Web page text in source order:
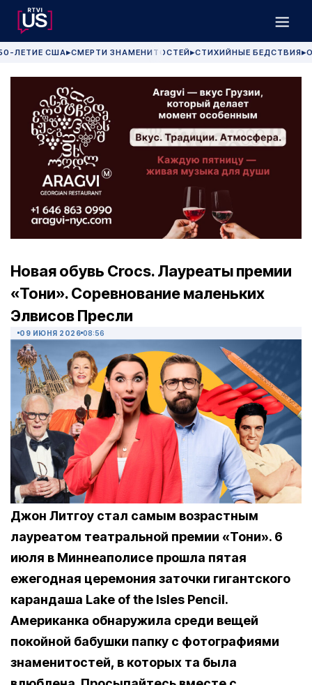
ЛЕТИЕ США▶СМЕРТИ ЗНАМЕНИТОСТЕЙ▶СТИХИЙНЫЕ БЕДСТВИЯ▶
Новая обувь Crocs. Лауреаты премии
«Тони». Соревнование маленьких
Элвисов Пресли
09 ИЮНЯ 2026 08:56
Джон Литгоу стал самым возрастным
лауреатом театральной премии «Тони». 6
июля в Миннеаполисе прошла пятая
ежегодная церемония заточки гигантского
карандаша Lake of the Isles Pencil.
Американка обнаружила среди вещей
покойной бабушки папку с фотографиями
знаменитостей, в которых та была